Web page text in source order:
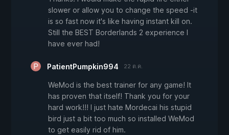
slower or allow you to change the speed -it
is so fast now it's like having instant kill on.
Still the BEST Borderlands 2 experience I
have ever had!
PatientPumpkin994 22 ต.ค.
WeMod is the best trainer for any game! It
has proven that itself! Thank you for your
hard work!!! I just hate Mordecai his stupid
bird just a bit too much so installed WeMod
to get easily rid of him.